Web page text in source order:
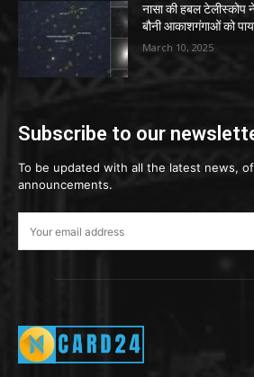
नासा की हबल
बौनी आकाशगंगाओं को
March 10, 2025
Subscribe to our
To be updated with all the latest news,
announcements.